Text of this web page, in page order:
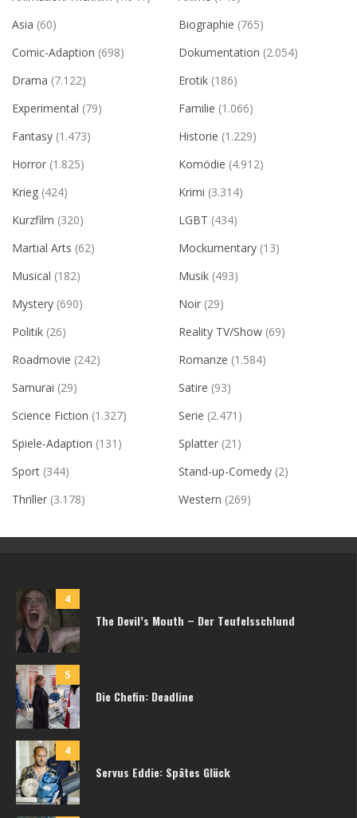
Asia (60) Biographie (765)
Comic-Adaption (698) Dokumentation (2.054)
Drama (7.122) Erotik (186)
Experimental (79) Familie (1.066)
Fantasy (1.473) Historie (1.229)
Horror (1.825) Komödie (4.912)
Krieg (424) Krimi (3.314)
Kurzfilm (320) LGBT (434)
Martial Arts (62) Mockumentary (13)
Musical (182) Musik (493)
Mystery (690) Noir (29)
Politik (26) Reality TV/Show (69)
Roadmovie (242) Romanze (1.584)
Samurai (29) Satire (93)
Science Fiction (1.327) Serie (2.471)
Spiele-Adaption (131) Splatter (21)
Sport (344) Stand-up-Comedy (2)
Thriller (3.178) Western (269)
4
The Devil’s Mouth – Der Teufelsschlund
5
Die Chefin: Deadline
4
Servus Eddie: Spätes Glück